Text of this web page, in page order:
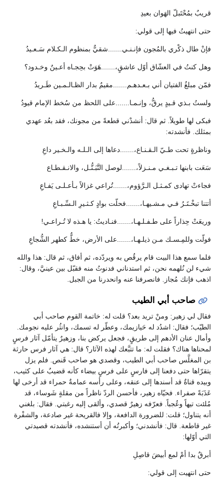
قريبٌ بمُحْتَبلّ الهَوان بعيدِ
حتى انتهيتُ فيها إلى قولي:
فإنْ طال ذكْري بالمُجون فإنـنـي.......شقيٌّ بمنظوم الـكـلام سَـعـيدُ
وهل كنتُ في العشّاق أوّل عاشقٍ،.......هَوَتْ بحِجـاه أعـينٌ وخـدود؟
فمّن مبلغُ الفتيان أني بـعـدهـم.......مقيمٌ بدار الظـالـمـين طَـريدُ
ولستُ بـذي قـيدٍ يرقُّ، وإنـمـا.......على اللحظ من سُخط الإمام قيودُ
فبكى لها طويلاً. ثم قال: أنشدْني قطعةً من مجونك، فقد بعُد عهدي
بمثلك. فأنشدته:
وناظرةٍ تحت طـيّ الـقـنـاع،.......دعاها إلى الـلـه والـخـير داعِ
سَعَت بابنها تـبـغـي مـنـزلاً،.......لوصل التَّبَـتُّـل، والانـقـطـاع
فجاءتْ تهادى كمـثـل الـرَّؤوم،.......تُراعي غزالاً بـأعـلـى يَفـاعِ
أتتنا تبخْـتَـرُ فـي مـشـيهـا،.......فحلّت بوادٍ كـثـيرِ الـسِّـبـاعِ
وريعَتْ حِذاراً على طـفـلـهـا،.......فنـاديتُ: يا هـذه لا تُـراعـي!
فولّت وللمِـسـك مـن ذيلـهـا،.......على الأرض، خطٌّ كطهر الشُّجاعِ
فلما سمع هذا البيت قام يرقُص به ويردّده، ثم أفاق، ثم قال: هذا والله
شيء لن نُلهمه نحن، ثم استدناني فدنوتُ منه فقبّل بين عينيَّ، وقال:
اذهب فإنك مُجاز. فانصرفنا عنه وانحدرنا من الجبل.
صاحب أبي الطيب
فقال لي زهير: ومنْ تريد بعد؟ قلت له: خاتمة القوم صاحب أبي
الطيّب؛ فقال: اشدُد له حَيازيمك، وعطّر له تسمك، وانثُر عليه نجومك.
وأمال عنان الأدهم إلى طريقٍ، فجعل يركض بنا، وزهيرٌ يتأمّل آثار فرسٍ
لمحناها هناك؟ فقلت له: ما تتبَّعك لهذه الآثار؟ قال: هي آثار فرس حارثة
بن المغلَّس صاحب أبي الطيب، وقصدي هو صاحب قَنص. فلم يزل
يتقرّاها حتى دفعنا إلى فارسٍ على فرسٍ بيضاء كأنه قضيبٌ على كثيب،
وبيده قناةٌ قد أسندها إلى عنقه، وعلى رأسه عمامةٌ حمراء قد أرخى لها
عَذَبَةً صفراء. فحيّاه زهير، فأحسن الردّ ناظراً من مقلةٍ شَوساء، قد
مُلئت تيهاً وعُجباً. فعرّفه زهيرٌ قصدي، وألقى إليه رغبتي. فقال: بلغني
أنه يتناول؛ قلت: للضرورة الدافعة، وإلا فالقريحة غير صادعة، والشفْرة
غير قاطعة. قال: فأنشدني؛ وأكبرتُه أن أستنشده، فأنشدته قصيدتي
التي أوّلها:
أبرقٌ بدا أمْ لمع أبيضَ قاصِلِ
حتى انتهيت إلى قولي: